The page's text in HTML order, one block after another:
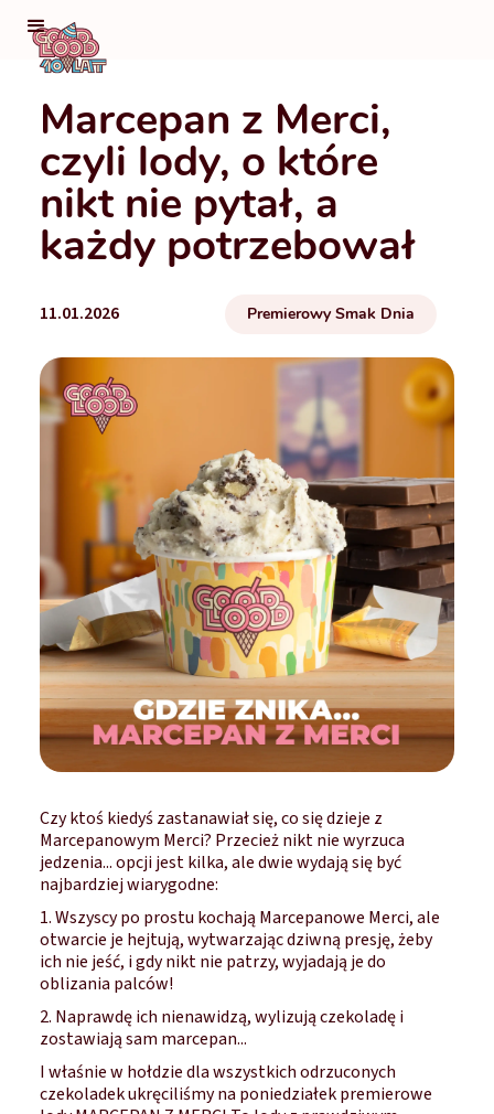
Marcepan z Merci,
czyli lody, o które
nikt nie pytał, a
każdy potrzebował
11.01.2026 Premierowy Smak Dnia
Czy ktoś kiedyś zastanawiał się, co się dzieje z
Marcepanowym Merci? Przecież nikt nie wyrzuca
jedzenia... opcji jest kilka, ale dwie wydają się być
najbardziej wiarygodne:
1. Wszyscy po prostu kochają Marcepanowe Merci, ale
otwarcie je hejtują, wytwarzając dziwną presję, żeby
ich nie jeść, i gdy nikt nie patrzy, wyjadają je do
oblizania palców!
2. Naprawdę ich nienawidzą, wylizują czekoladę i
zostawiają sam marcepan...
I właśnie w hołdzie dla wszystkich odrzuconych
czekoladek ukręciliśmy na poniedziałek premierowe